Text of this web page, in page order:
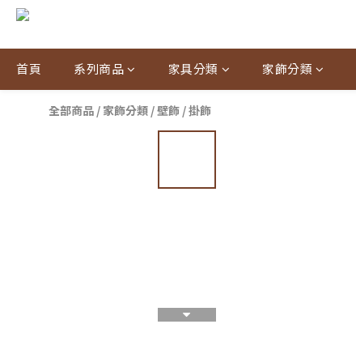
首頁 系列商品 家具分類 家飾分類
全部商品 / 家飾分類 /壁飾 / 掛飾